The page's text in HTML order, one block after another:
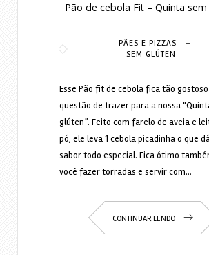
Pão de cebola Fit – Quinta
PÃES E PIZZAS -
SEM GLÚTEN
Esse Pão fit de cebola fica tão
questão de trazer para a nossa
glúten”. Feito com farelo de aveia e
pó, ele leva 1 cebola picadinha o que
sabor todo especial. Fica ótimo
você fazer torradas e servir com…
CONTINUAR LENDO